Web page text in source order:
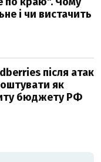
і чи вистачить
після атак
як
бюджету РФ